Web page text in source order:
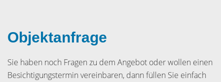
Objektanfrage
Sie haben noch Fragen zu dem Angebot oder wollen einen
Besichtigungstermin vereinbaren, dann füllen Sie einfach